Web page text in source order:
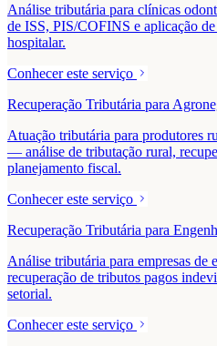
Análise tributária para clínicas
de ISS, PIS/COFINS e aplicação de
hospitalar.
Conhecer este serviço
Recuperação Tributária para
Atuação tributária para produtores
— análise de tributação rural,
planejamento fiscal.
Conhecer este serviço
Recuperação Tributária para
Análise tributária para empresas
recuperação de tributos pagos
setorial.
Conhecer este serviço